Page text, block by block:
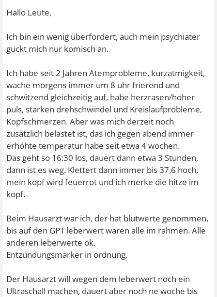
Hallo Leute,
Ich bin ein wenig überfordert, auch mein psychiater
guckt mich nur komisch an.
Ich habe seit 2 Jahren Atemprobleme, kurzatmigkeit,
wache morgens immer um 8 uhr frierend und
schwitzend gleichzeitig auf, habe herzrasen/hoher
puls, starken drehschwindel und Kreislaufprobleme,
Kopfschmerzen. Aber was mich derzeit noch
zusätzlich belastet ist, das ich gegen abend immer
erhöhte temperatur habe seit etwa 4 wochen.
Das geht so 16:30 los, dauert dann etwa 3 Stunden,
dann ist es weg. Klettert dann immer bis 37,6 hoch,
mein kopf wird feuerrot und ich merke die hitze im
kopf.
Beim Hausarzt war ich, der hat blutwerte genommen,
bis auf den GPT leberwert waren alle im rahmen. Alle
anderen leberwerte ok.
Entzündungsmarker in ordnung.
Der Hausarzt will wegen dem leberwert noch ein
Ultraschall machen, dauert aber noch ne woche bis